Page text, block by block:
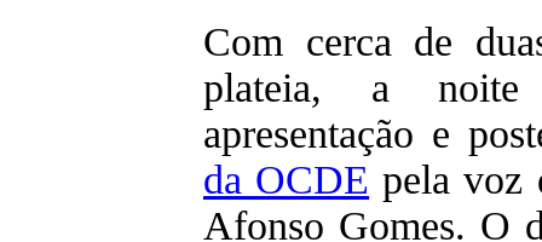
Com cerca de
plateia, a noite
apresentação e
da OCDE pela voz
Afonso Gomes. O